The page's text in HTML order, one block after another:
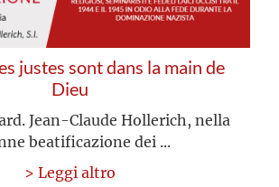
justes sont dans la main de
Dieu
Jean-Claude Hollerich, nella
beatificazione dei ...
> Leggi altro